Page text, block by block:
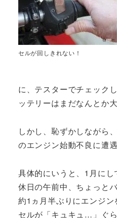
セルが回しきれない！
に、テスターでチェック
ッテリーはまだなんとか
しかし、恥ずかしながら
のエンジン始動不良に遭
具体的にいうと、1月に
休日の午前中、ちょっと
約1ヵ月半ぶりにエンジン
セルが「キュキュ…」ぐ